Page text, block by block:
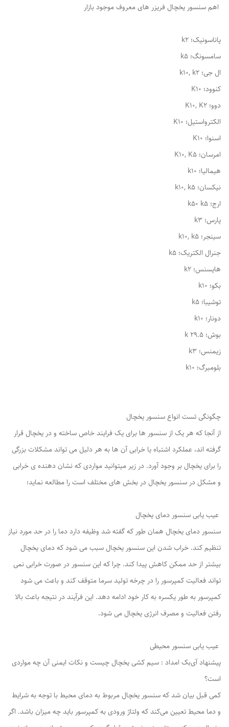
اهم سنسور یخچال فریزر های معروف موجود بازار
پاناسونیک؛ k2
سامسونگ؛ k5
ال جی؛ k10, k2
کنوود؛ K10
دوو؛ K10, K2
الکترواستیل؛ K10
اسنوا؛ K10
امرسان؛ K10, K5
هیمالیا؛ k10
نیکسان؛ k10, k5
ارج؛ k50 k5
پارس؛ k3
سینجر؛ k10, k5
جنرال الکتریک؛ k5
هایسنس؛ k2
بکو؛ k10
توشیبا؛ k5
دونار؛ k10
بوش؛ k 29.5
زیمنس؛ k3
بلومبرگ؛ k10
چگونگی تست انواع سنسور یخچال
از آنجا که هر یک از سنسور ها برای یک فرایند خاص ساخته و در یخچال قرار
گرفته اند، عملکرد اشتباه یا خرابی آن ها به هر دلیل می تواند مشکلات بزرگی
را برای یخچال بر وجود آورد. در زیر میتوانید مواردی که نشان دهنده ی خرابی
و مشکل در سنسور یخچال در بخش های مختلف است را مطالعه نماید؛
عیب یابی سنسور دمای یخچال
سنسور دمای یخچال همان طور که گفته شد وظیفه دارد دما را در حد مورد نیاز
تنظیم کند. خراب شدن این سنسور یخچال سبب می شود که دمای یخچال
بیشتر از حد ممکن کاهش پیدا کند. چرا که این سنسور در صورت خرابی نمی
تواند فعالیت کمپرسور را در چرخه تولید سرما متوقف کند و باعث می شود
کمپرسور به طور یکسره به کار خود ادامه دهد. این فرآیند در نتیجه باعث بالا
رفتن فعالیت و مصرف انرژی یخچال می شود.
عیب یابی سنسور محیطی
پیشنهاد آی‌بک امداد : سیم کشی یخچال چیست و نکات ایمنی آن چه مواردی
است؟
کمی قبل بیان شد که سنسور یخچال مربوط به دمای محیط با توجه به شرایط
و دما محیط تعیین می‌کند که ولتاژ ورودی به کمپرسور باید چه میزان باشد. اگر